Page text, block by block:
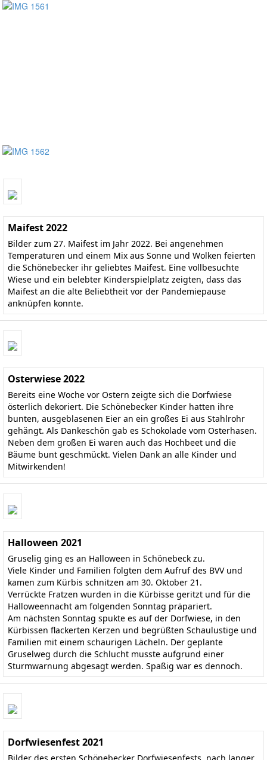
Maifest 2022
Bilder zum 27. Maifest im Jahr 2022. Bei angenehmen
Temperaturen und einem Mix aus Sonne und Wolken feierten
die Schönebecker ihr geliebtes Maifest. Eine vollbesuchte
Wiese und ein belebter Kinderspielplatz zeigten, dass das
Maifest an die alte Beliebtheit vor der Pandemiepause
anknüpfen konnte.
Osterwiese 2022
Bereits eine Woche vor Ostern zeigte sich die Dorfwiese
österlich dekoriert. Die Schönebecker Kinder hatten ihre
bunten, ausgeblasenen Eier an ein großes Ei aus Stahlrohr
gehängt. Als Dankeschön gab es Schokolade vom Osterhasen.
Neben dem großen Ei waren auch das Hochbeet und die
Bäume bunt geschmückt. Vielen Dank an alle Kinder und
Mitwirkenden!
Halloween 2021
Gruselig ging es an Halloween in Schönebeck zu.
Viele Kinder und Familien folgten dem Aufruf des BVV und
kamen zum Kürbis schnitzen am 30. Oktober 21.
Verrückte Fratzen wurden in die Kürbisse geritzt und für die
Halloweennacht am folgenden Sonntag präpariert.
Am nächsten Sonntag spukte es auf der Dorfwiese, in den
Kürbissen flackerten Kerzen und begrüßten Schaulustige und
Familien mit einem schaurigen Lächeln. Der geplante
Gruselweg durch die Schlucht musste aufgrund einer
Sturmwarnung abgesagt werden. Spaßig war es dennoch.
Dorfwiesenfest 2021